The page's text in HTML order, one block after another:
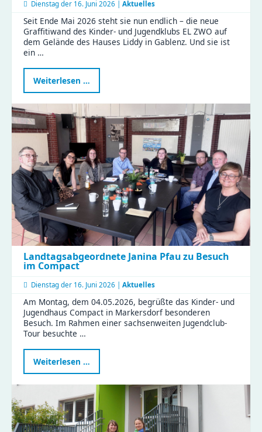
Dienstag der 16. Juni 2026 | Aktuelles
Seit Ende Mai 2026 steht sie nun endlich – die neue
Graffitiwand des Kinder- und Jugendklubs EL ZWO auf
dem Gelände des Hauses Liddy in Gablenz. Und sie ist
ein …
Weiterlesen …
Graffitiwand
am
ZWO
eröffnet
–
Platz
für
eure
Streetart
Landtagsabgeordnete Janina Pfau zu Besuch
im Compact
Dienstag der 16. Juni 2026 | Aktuelles
Am Montag, dem 04.05.2026, begrüßte das Kinder- und
Jugendhaus Compact in Markersdorf besonderen
Besuch. Im Rahmen einer sachsenweiten Jugendclub-
Tour besuchte …
Weiterlesen …
Janina
zu
Besuch
im
Compact